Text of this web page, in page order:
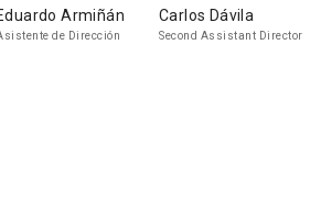
Armiñán
de Dirección
Carlos Dávila
Second Assistant Director